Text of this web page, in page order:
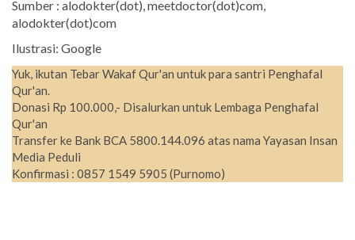
Sumber : alodokter(dot), meetdoctor(dot)com,
alodokter(dot)com
Ilustrasi: Google
Yuk, ikutan Tebar Wakaf Qur'an untuk para santri Penghafal
Qur'an.
Donasi Rp 100.000,- Disalurkan untuk Lembaga Penghafal
Qur'an
Transfer ke Bank BCA 5800.144.096 atas nama Yayasan Insan
Media Peduli
Konfirmasi : 0857 1549 5905 (Purnomo)